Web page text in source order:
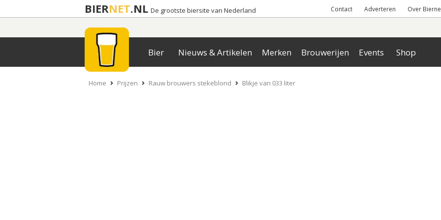
BIERNET.NL De grootste biersite van Nederland Contact Adverteren Over
Bier Nieuws & Artikelen Merken Brouwerijen Events Shop
Home Prijzen Rauw brouwers stekeblond Blikje van 033 liter